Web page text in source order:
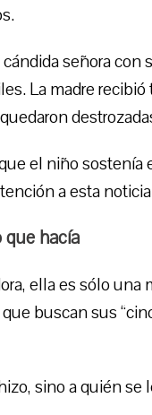
señora
La madre
el niño sostenía
a esta
que hacía
ella es sólo
buscan sus
sino a quién